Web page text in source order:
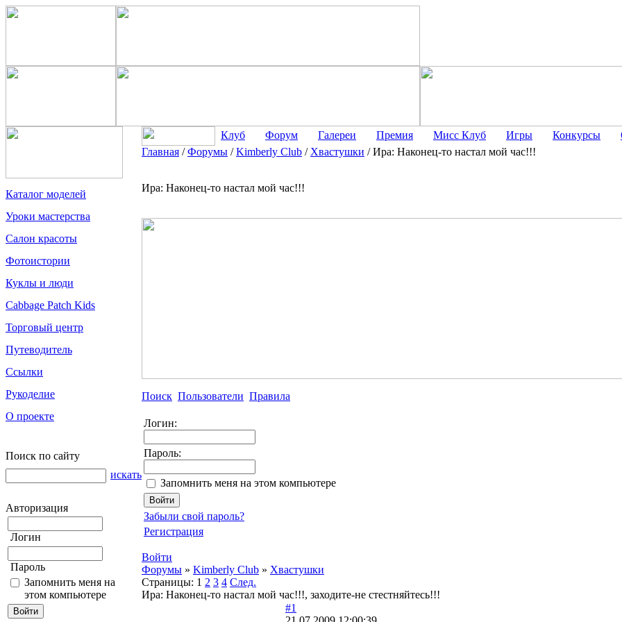
Каталог моделей
Уроки мастерства
Салон красоты
Фотоистории
Куклы и люди
Cabbage Patch Kids
Торговый центр
Путеводитель
Ссылки
Рукоделие
О проекте
Поиск по сайту
искать
Авторизация
Логин
Пароль
Запомнить меня на
этом компьютере
Клуб Форум Галереи Премия Мисс Клуб Игры Конкурсы
Главная /Форумы /Kimberly Club / Хвастушки /Ира: Наконец-то настал мой час!!!
Ира: Наконец-то настал мой час!!!
Поиск Пользователи Правила
Логин:
Пароль:
Запомнить меня на этом компьютере
Забыли свой пароль?
Регистрация
Войти
Форумы » Kimberly Club » Хвастушки
Страницы: 1 2 3 4 След.
Ира: Наконец-то настал мой час!!!, заходите-не стестняйтесь!!!
#1